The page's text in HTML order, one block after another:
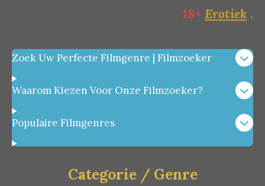
18+ Erotiek .
Zoek Uw Perfecte Filmgenre | Filmzoeker
Waarom Kiezen Voor Onze Filmzoeker?
Populaire Filmgenres
Categorie / Genre